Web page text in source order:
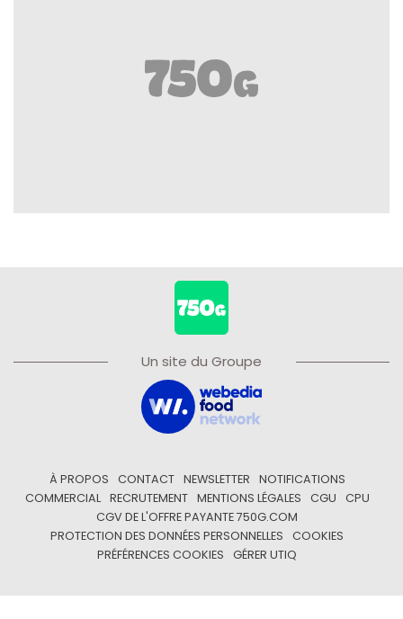
Un site du Groupe
À PROPOS CONTACT NEWSLETTER
NOTIFICATIONS
COMMERCIAL
RECRUTEMENT MENTIONS LÉGALES CGU
CPU
CGV DE L'OFFRE PAYANTE 750G.COM
PROTECTION DES DONNÉES PERSONNELLES
COOKIES
PRÉFÉRENCES COOKIES
GÉRER UTIQ